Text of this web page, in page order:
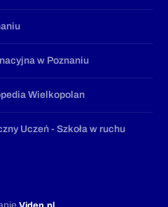
w Poznaniu
Wielkopolan
Uczeń - Szkoła w ruchu